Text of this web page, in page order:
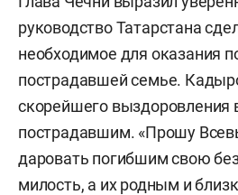
руководство Татарстана
необходимое для оказания
пострадавшей семье.
скорейшего выздоровления
пострадавшим. «Прошу
даровать погибшим свою
милость, а их родным и